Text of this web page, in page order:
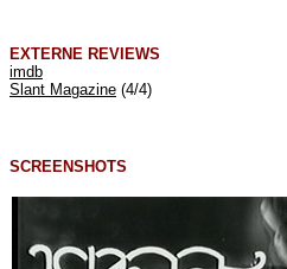
EXTERNE REVIEWS
imdb
Slant Magazine (4/4)
SCREENSHOTS